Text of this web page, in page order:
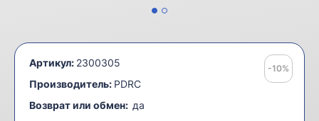
-10%
Артикул: 2300305
Производитель: PDRC
Возврат или обмен: да